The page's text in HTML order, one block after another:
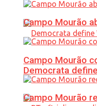
Democrata
Campo Mourão
Campo Mourão
Campo Mourão